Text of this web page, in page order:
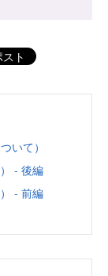
ト
いて）
- 後編
- 前編